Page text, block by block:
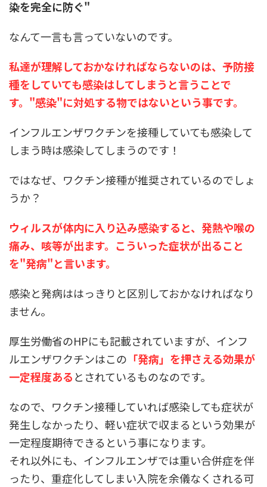
染を完全に防ぐ"
なんて一言も言っていないのです。
私達が理解しておかなければならないのは、予防接
種をしていても感染はしてしまうと言うことで
す。"感染"に対処する物ではないという事です。
インフルエンザワクチンを接種していても感染して
しまう時は感染してしまうのです！
ではなぜ、ワクチン接種が推奨されているのでしょ
うか？
ウィルスが体内に入り込み感染すると、発熱や喉の
痛み、咳等が出ます。こういった症状が出ること
を"発病"と言います。
感染と発病ははっきりと区別しておかなければなり
ません。
厚生労働省のHPにも記載されていますが、インフ
ルエンザワクチンはこの 「発病」を押さえる効果が
一定程度あるとされているものなのです。
なので、ワクチン接種していれば感染しても症状が
発生しなかったり、軽い症状で収まるという効果が
一定程度期待できるという事になります。
それ以外にも、インフルエンザでは重い合併症を伴
ったり、重症化してしまい入院を余儀なくされる可